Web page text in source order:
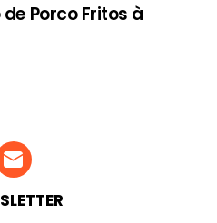
Porco Fritos à